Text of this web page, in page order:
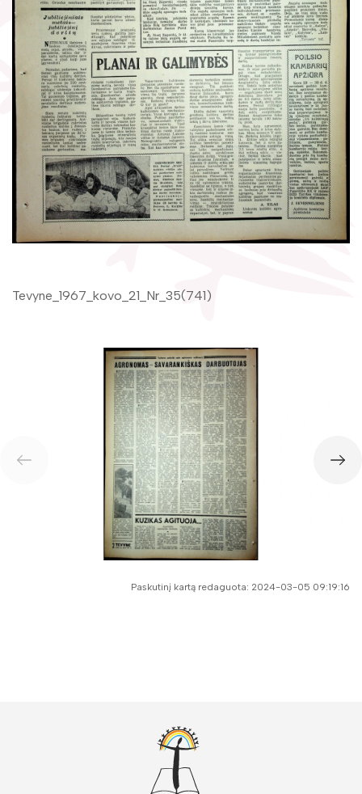
Gaunami periodiniai leidiniai
Tarpbibliotekinis abonementas
Knygomatai
Internetas
Klubai
Literatų klubas „Polėkis“
Interaktyvi kelionė
Gabrielės Petkevičaitės-Bitės literatūrinė
premija
Bibliotekos 70-metis
Virtuali biblioteka
Tevyne_1967_kovo_21_Nr_35(741)
Paskutinį kartą redaguota: 2024-03-05 09:19:16